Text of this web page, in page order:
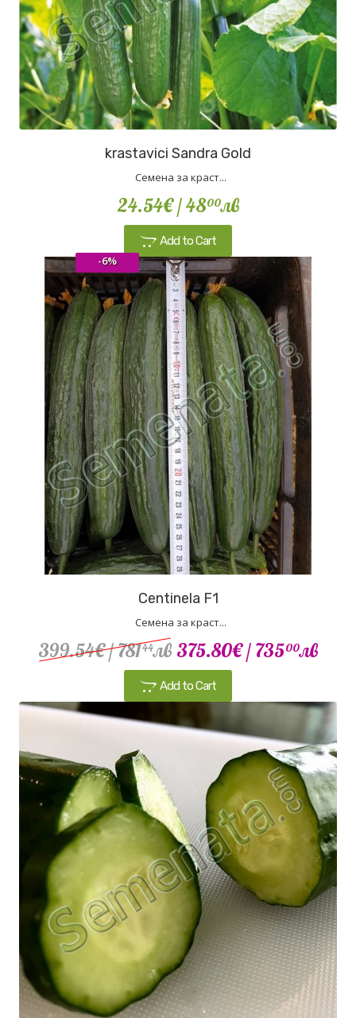
krastavici Sandra Gold
Семена за краст...
24.54€/ 4800лв
Add to Cart
Centinela F1
Семена за краст...
399.54€/ 78144лв 375.80€/ 73500лв
Add to Cart
-6%